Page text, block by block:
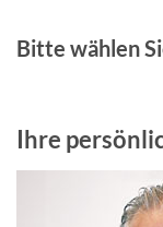
Bitte wählen
Ihre